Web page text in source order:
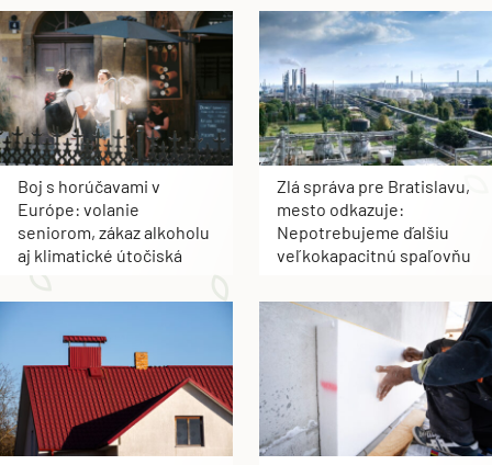
Boj s horúčavami v
Európe: volanie
seniorom, zákaz alkoholu
aj klimatické útočiská
Zlá správa pre Bratislavu,
mesto odkazuje:
Nepotrebujeme ďalšiu
veľkokapacitnú spaľovňu